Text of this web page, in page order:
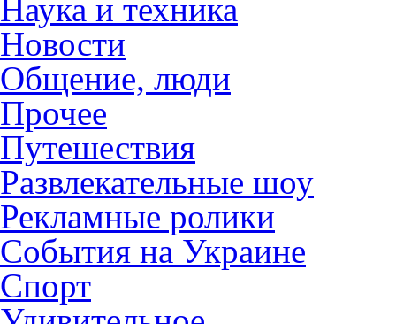
Наука и техника
Новости
Общение, люди
Прочее
Путешествия
Развлекательные шоу
Рекламные ролики
События на Украине
Спорт